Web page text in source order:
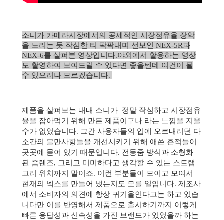
소니가 카메라시장에서의 공세적인 시장점유율 장악
을 노리는 듯 작심한 티 팍팍내며 선보인 NEX-5R과
NEX-6를 살펴본 영상입니다.야외에서 활용하는 영상
도 촬영하여 보여드릴 수 있다면 좋을텐데 여건이 될
수 있으려나 모르겠습니다.
제품을 살펴보는 내내 소니가 정말 작심하고 시장점유
율을 잡아먹기 위해 만든 제품이구나 라는 느낌을 지울
수가 없었습니다. 그간 사용자들의 입에 오르내리던 다
소간의 불만사항들을 개선시키기 위해 애쓴 흔적들이
곳곳에 묻어 있기 때문입니다. 전동줌 방식과 소형화
된 줌렌즈, 그리고 미미하다고 생각할 수 있는 스트랩
고리 위치까지 말이죠. 이런 부분들이 모이고 모여서
현재의 넥스를 만들어 냈는지도 모를 일입니다. 제조사
에서 소비자의 의견에 항상 귀기울인다고는 하고 있습
니다만 이를 반영해서 제품으로 출시하기까지 이렇게
빠른 응답성과 신속성을 가진 브랜드가 있었을까 하는